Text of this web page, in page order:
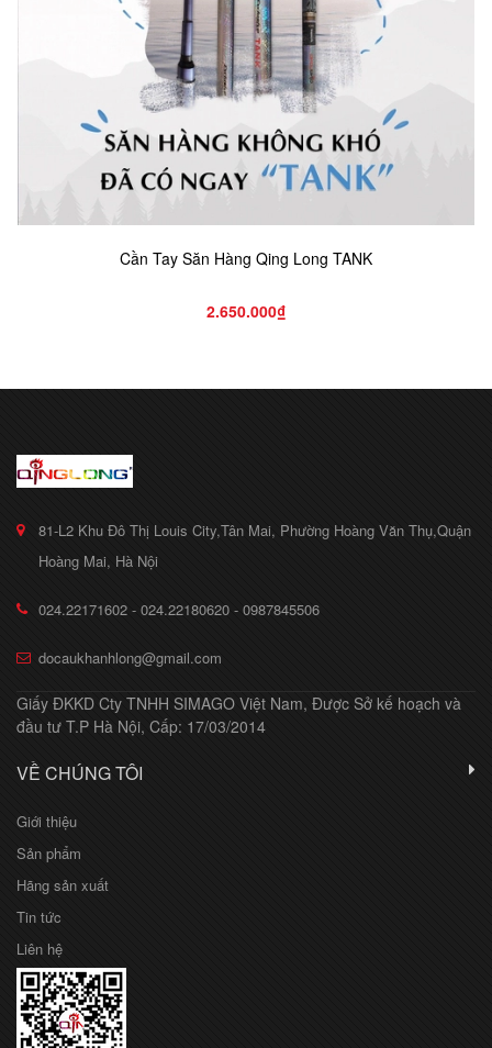
Cần Tay Săn Hàng Qing Long TANK
2.650.000₫
81-L2 Khu Đô Thị Louis City,Tân Mai, Phường Hoàng Văn Thụ,Quận
Hoàng Mai, Hà Nội
024.22171602 - 024.22180620 - 0987845506
docaukhanhlong@gmail.com
Giấy ĐKKD Cty TNHH SIMAGO Việt Nam, Được Sở kế hoạch và
đầu tư T.P Hà Nội, Cấp: 17/03/2014
VỀ CHÚNG TÔI
Giới thiệu
Sản phẩm
Hãng sản xuất
Tin tức
Liên hệ